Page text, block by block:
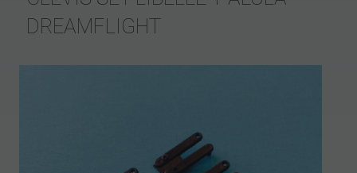
DREAMFLIGHT